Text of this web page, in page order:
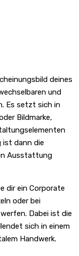
deines
und
Es setzt sich in
Bildmarke,
ist dann die
Ausstattung
dir ein Corporate
oder bei
Dabei ist die
sich in einem
Handwerk.